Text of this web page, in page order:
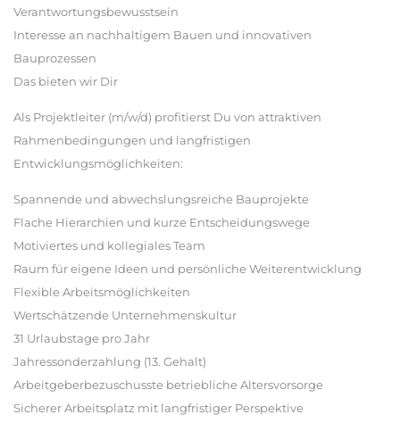
Verantwortungsbewusstsein
Interesse an nachhaltigem Bauen und innovativen
Bauprozessen
Das bieten wir Dir
Als Projektleiter (m/w/d) profitierst Du von attraktiven
Rahmenbedingungen und langfristigen
Entwicklungsmöglichkeiten:
Spannende und abwechslungsreiche Bauprojekte
Flache Hierarchien und kurze Entscheidungswege
Motiviertes und kollegiales Team
Raum für eigene Ideen und persönliche Weiterentwicklung
Flexible Arbeitsmöglichkeiten
Wertschätzende Unternehmenskultur
31 Urlaubstage pro Jahr
Jahressonderzahlung (13. Gehalt)
Arbeitgeberbezuschusste betriebliche Altersvorsorge
Sicherer Arbeitsplatz mit langfristiger Perspektive